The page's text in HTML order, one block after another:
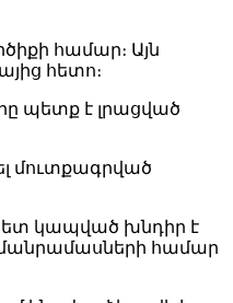
համար։ Այն
հետո։
պետք է լրացված
մուտքագրված
հետ կապված խնդիր է
համար